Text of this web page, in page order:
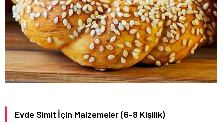
Evde Simit İçin Malzemeler (6-8 Kişilik)